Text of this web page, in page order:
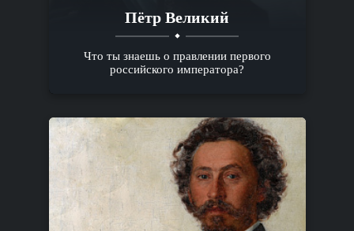
Пётр Великий
Что ты знаешь о правлении первого
российского императора?